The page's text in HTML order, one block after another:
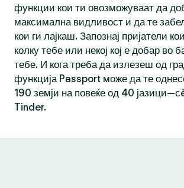
функции кои ти овозможуваат да
максимална видливост и да те
кои ги лајкаш. Запознај пријатели
колку тебе или некој кој е добар во
тебе. И кога треба да излезеш од
функција Passport може да те
190 земји на повеќе од 40
Tinder.